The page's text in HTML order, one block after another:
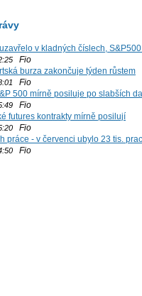
v kladných číslech,
Fio
burza zakončuje týden růstem
Fio
500 mírně posiluje po slabších
Fio
futures kontrakty mírně posilují
Fio
práce - v červenci ubylo 23 tis.
Fio